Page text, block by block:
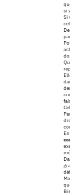
si
Si